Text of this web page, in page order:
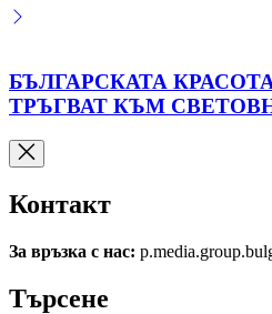
БЪЛГАРСКАТА
ТРЪГВАТ КЪМ
Контакт
За връзка с нас:
Търсене